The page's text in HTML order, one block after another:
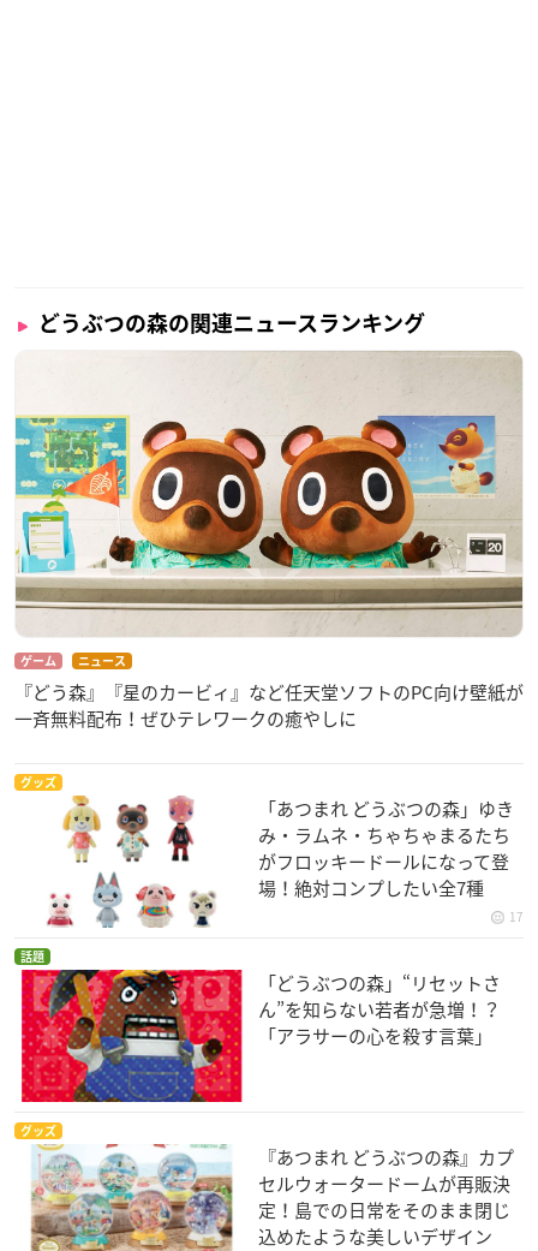
どうぶつの森の関連ニュースランキング
ゲーム ニュース
『どう森』『星のカービィ』など任天堂ソフトのPC向け壁紙が
一斉無料配布！ぜひテレワークの癒やしに
グッズ
「あつまれ どうぶつの森」ゆき
み・ラムネ・ちゃちゃまるたち
がフロッキードールになって登
場！絶対コンプしたい全7種
17
話題
「どうぶつの森」“リセットさ
ん”を知らない若者が急増！？
「アラサーの心を殺す言葉」
グッズ
『あつまれ どうぶつの森』カプ
セルウォータードームが再販決
定！島での日常をそのまま閉じ
込めたような美しいデザイン